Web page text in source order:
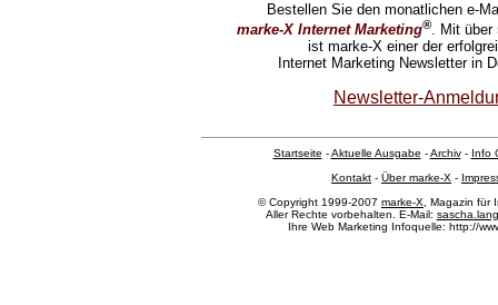
Bestellen Sie den monatlichen e-
marke-X Internet Marketing®. Mit über
ist marke-X einer der
Internet Marketing Newsletter in
Newsletter-
Startseite -Aktuelle Ausgabe -Archiv- Info
Kontakt - Über marke-X -
© Copyright 1999-2007 marke-X , Magazin für
Aller Rechte vorbehalten. E-Mail:
Ihre Web Marketing Infoquelle: http://